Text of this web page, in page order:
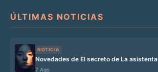
ÚLTIMAS NOTICIAS
NOTICIA
Novedades de El secreto de La asistenta
7 Ago